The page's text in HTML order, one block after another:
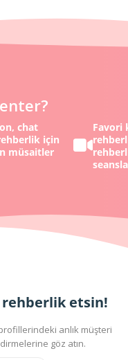
chat
için
müsaitler
Favori
rehberlik etsin!
anlık müşteri
göz atın.